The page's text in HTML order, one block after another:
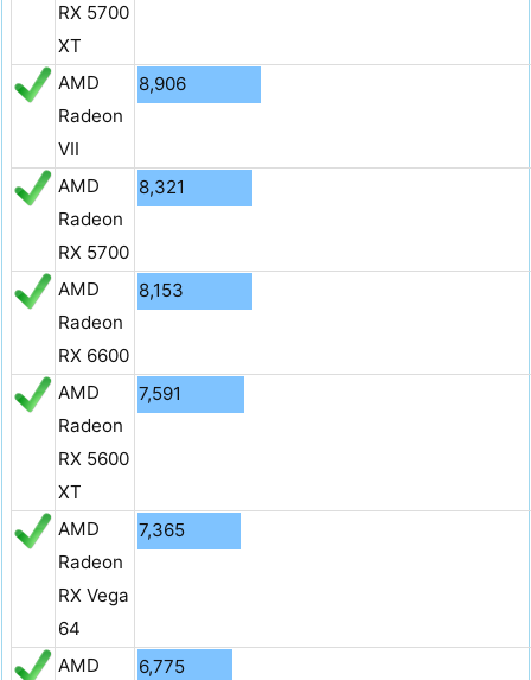
RX 5700
XT
AMD
Radeon
VII
8,906
AMD
Radeon
RX 5700
8,321
AMD
Radeon
RX 6600
8,153
AMD
Radeon
RX 5600
XT
7,591
AMD
Radeon
RX Vega
64
7,365
AMD
6,775